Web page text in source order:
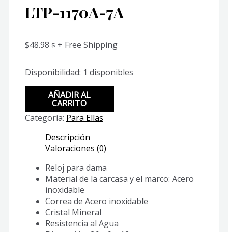
LTP-1170A-7A
$48.98 $ + Free Shipping
Disponibilidad: 1 disponibles
7A
cantidad
AÑADIR AL
CARRITO
Categoría: Para Ellas
Descripción
Valoraciones (0)
Reloj para dama
Material de la carcasa y el marco: Acero
inoxidable
Correa de Acero inoxidable
Cristal Mineral
Resistencia al Agua